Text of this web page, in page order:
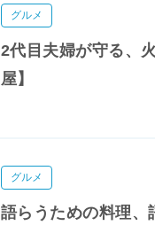
グルメ
2代目夫婦が守る、
屋】
グルメ
語らうための料理、